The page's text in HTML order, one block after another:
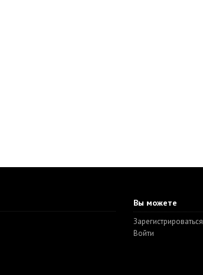
Вы можете
Зарегистрироваться
Войти